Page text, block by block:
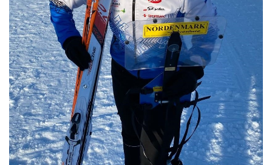
Kontakt
EOL
Galerii
Kaardid
Kalender